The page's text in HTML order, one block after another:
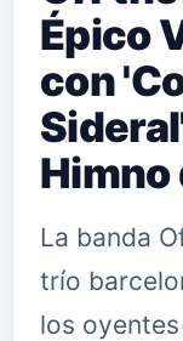
Épico
con
Himno
La banda
trío
los